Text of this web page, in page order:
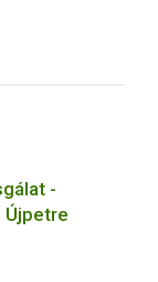
-
Újpetre